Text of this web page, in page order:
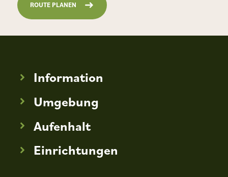
Information
Umgebung
Aufenhalt
Einrichtungen
ROUTE PLANEN